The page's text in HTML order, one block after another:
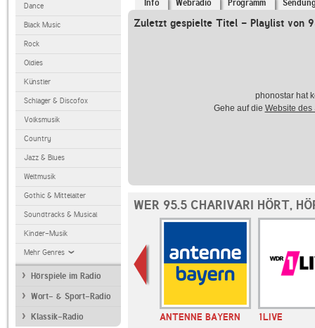
Dance
Black Music
Rock
Oldies
Künstler
Schlager & Discofox
Volksmusik
Country
Jazz & Blues
Weltmusik
Gothic & Mittelalter
Soundtracks & Musical
Kinder-Musik
Mehr Genres
Hörspiele im Radio
Wort- & Sport-Radio
Klassik-Radio
Info Webradio Programm
Zuletzt gespielte Titel - Playlist von
phonostar hat
Gehe auf die Website des
WER 95.5 CHARIVARI HÖRT,
Bayern 1 ANTENNE BAYERN 1LIVE